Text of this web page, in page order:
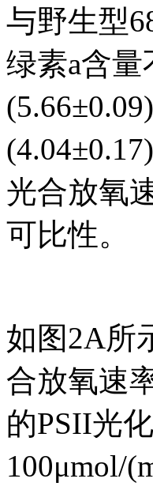
与野生型
绿素a含
光合放氧
可比性。
如图2A所
合放氧速
的PSII光
100μmol/